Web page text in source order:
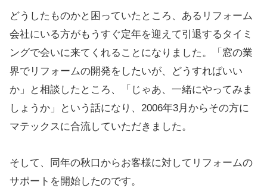
どうしたものかと困っていたところ、あるリフォーム
会社にいる方がもうすぐ定年を迎えて引退するタイミ
ングで会いに来てくれることになりました。「窓の業
界でリフォームの開発をしたいが、どうすればいい
か」と相談したところ、「じゃあ、一緒にやってみま
しょうか」という話になり、2006年3月からその方に
マテックスに合流していただきました。
そして、同年の秋口からお客様に対してリフォームの
サポートを開始したのです。